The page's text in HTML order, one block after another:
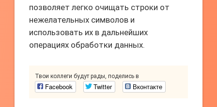
позволяет легко очищать строки от
нежелательных символов и
использовать их в дальнейших
операциях обработки данных.
Твои коллеги будут рады, поделись в
Facebook Twitter Вконтакте